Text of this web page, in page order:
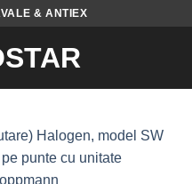
& ANTIEX